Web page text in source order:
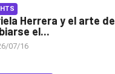
Herrera y el arte de
el...
07/16